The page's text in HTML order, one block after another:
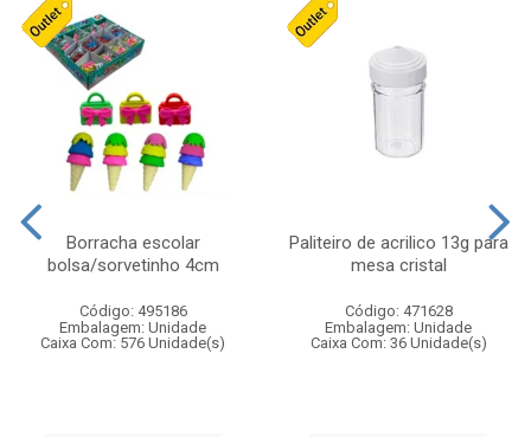
Borracha escolar
bolsa/sorvetinho 4cm
Código: 495186
Embalagem: Unidade
Caixa Com: 576 Unidade(s)
Paliteiro de acrilico 13g para
mesa cristal
Código: 471628
Embalagem: Unidade
Caixa Com: 36 Unidade(s)